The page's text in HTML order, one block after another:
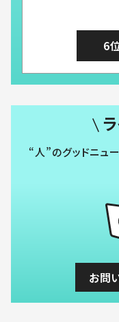
6
“人”のグッドニュ
お問